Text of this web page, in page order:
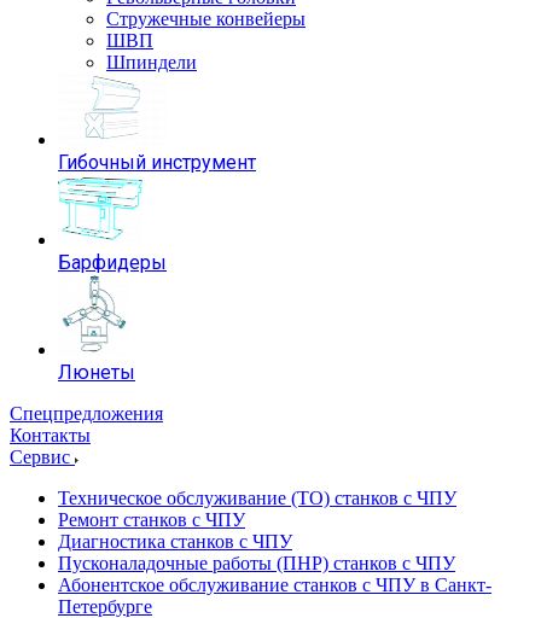
Стружечные конвейеры
ШВП
Шпиндели
Гибочный инструмент
Барфидеры
Люнеты
Спецпредложения
Контакты
Сервис
Техническое обслуживание (ТО) станков с ЧПУ
Ремонт станков с ЧПУ
Диагностика станков с ЧПУ
Пусконаладочные работы (ПНР) станков с ЧПУ
Абонентское обслуживание станков с ЧПУ в Санкт-
Петербурге